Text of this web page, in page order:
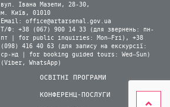
вул. Івана Мазепи, 28-30,
м. Київ, 01010
Email: office@artarsenal.gov.ua
Т/Ф: +38 (067) 900 14 33 (для звернень: пн-
пт | for public inquiries: Mon–Fri), +38
(098) 416 40 63 (для запису на екскурсії:
ср-нд | for booking guided tours: Wed–Sun)
(Viber, WhatsApp)
ОСВІТНІ ПРОГРАМИ
КОНФЕРЕНЦ-ПОСЛУГИ